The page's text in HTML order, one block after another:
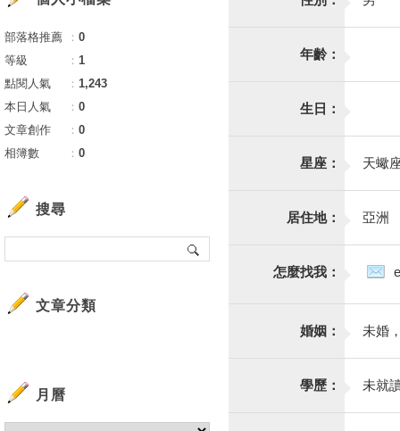
年齡：
生日：
星座： 天蠍
居住地： 亞洲
怎麼找我：
婚姻： 未婚
學歷： 未就
部落格推薦 ： 0
等級
： 1
點閱人氣
： 1,243
本日人氣
： 0
文章創作
： 0
相簿數
： 0
搜尋
文章分類
月曆